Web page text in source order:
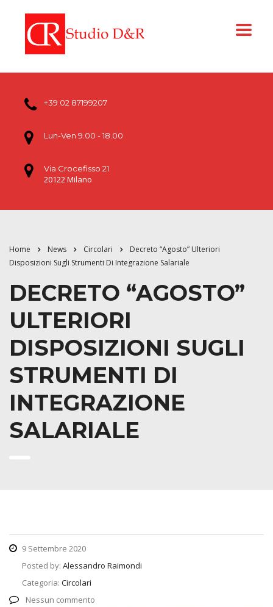
+39 02 87199207
Lun-Ven 9.00 - 18.00
Via Crocefisso 21
20122 Milano
Home News Circolari
Decreto “Agosto” Ulteriori
Disposizioni Sugli Strumenti Di Integrazione Salariale
DECRETO “AGOSTO”
ULTERIORI
DISPOSIZIONI SUGLI
STRUMENTI DI
INTEGRAZIONE
SALARIALE
9 Settembre 2020
Posted by: Alessandro Raimondi
Categoria: Circolari
Nessun commento